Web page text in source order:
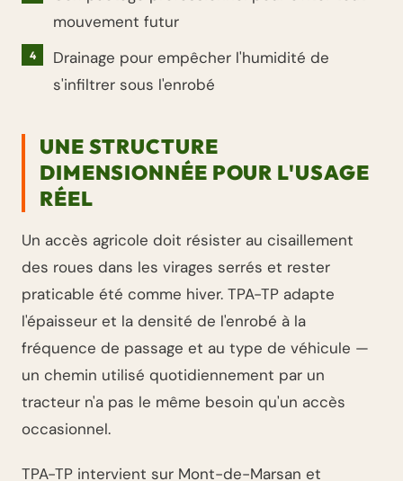
mouvement futur
Drainage pour empêcher l'humidité de
s'infiltrer sous l'enrobé
UNE STRUCTURE
DIMENSIONNÉE POUR L'USAGE
RÉEL
Un accès agricole doit résister au cisaillement
des roues dans les virages serrés et rester
praticable été comme hiver. TPA-TP adapte
l'épaisseur et la densité de l'enrobé à la
fréquence de passage et au type de véhicule —
un chemin utilisé quotidiennement par un
tracteur n'a pas le même besoin qu'un accès
occasionnel.
TPA-TP intervient sur Mont-de-Marsan et